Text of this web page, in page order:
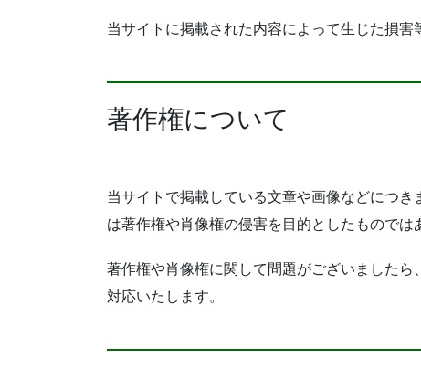
当サイトに掲載された内容によって生じた損害
著作権について
当サイトで掲載している文章や画像などにつき
は著作権や肖像権の侵害を目的としたものでは
著作権や肖像権に関して問題がございましたら
対応いたします。